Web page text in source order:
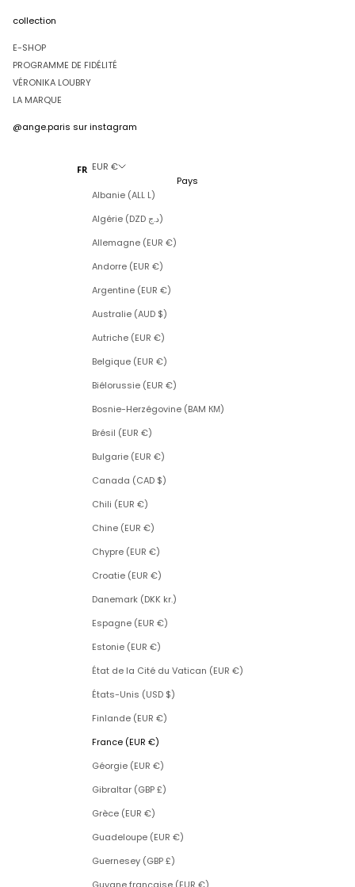
collection
E-SHOP
PROGRAMME DE FIDÉLITÉ
VÉRONIKA LOUBRY
LA MARQUE
@ange.paris sur instagram
FR EUR €
Pays
Albanie (ALL L)
Algérie (DZD د.ج)
Allemagne (EUR €)
Andorre (EUR €)
Argentine (EUR €)
Australie (AUD $)
Autriche (EUR €)
Belgique (EUR €)
Biélorussie (EUR €)
Bosnie-Herzégovine (BAM КМ)
Brésil (EUR €)
Bulgarie (EUR €)
Canada (CAD $)
Chili (EUR €)
Chine (EUR €)
Chypre (EUR €)
Croatie (EUR €)
Danemark (DKK kr.)
Espagne (EUR €)
Estonie (EUR €)
État de la Cité du Vatican (EUR €)
États-Unis (USD $)
Finlande (EUR €)
France (EUR €)
Géorgie (EUR €)
Gibraltar (GBP £)
Grèce (EUR €)
Guadeloupe (EUR €)
Guernesey (GBP £)